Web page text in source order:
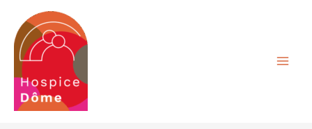
naar
inhoud